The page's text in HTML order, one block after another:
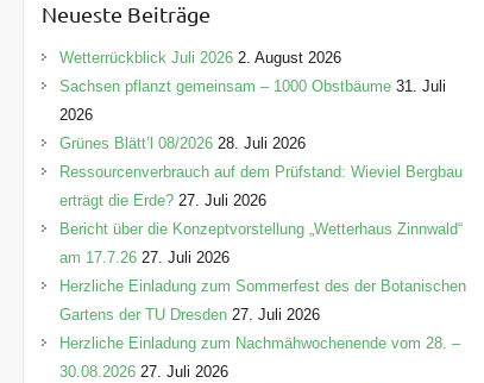
g
o
r
e
n
Neueste Beiträge
Wetterrückblick Juli 2026 2. August 2026
Sachsen pflanzt gemeinsam – 1000 Obstbäume 31. Juli
2026
Grünes Blätt’l 08/2026 28. Juli 2026
Ressourcenverbrauch auf dem Prüfstand: Wieviel Bergbau
erträgt die Erde? 27. Juli 2026
Bericht über die Konzeptvorstellung „Wetterhaus Zinnwald“
am 17.7.26 27. Juli 2026
Herzliche Einladung zum Sommerfest des der Botanischen
Gartens der TU Dresden 27. Juli 2026
Herzliche Einladung zum Nachmähwochenende vom 28. –
30.08.2026 27. Juli 2026